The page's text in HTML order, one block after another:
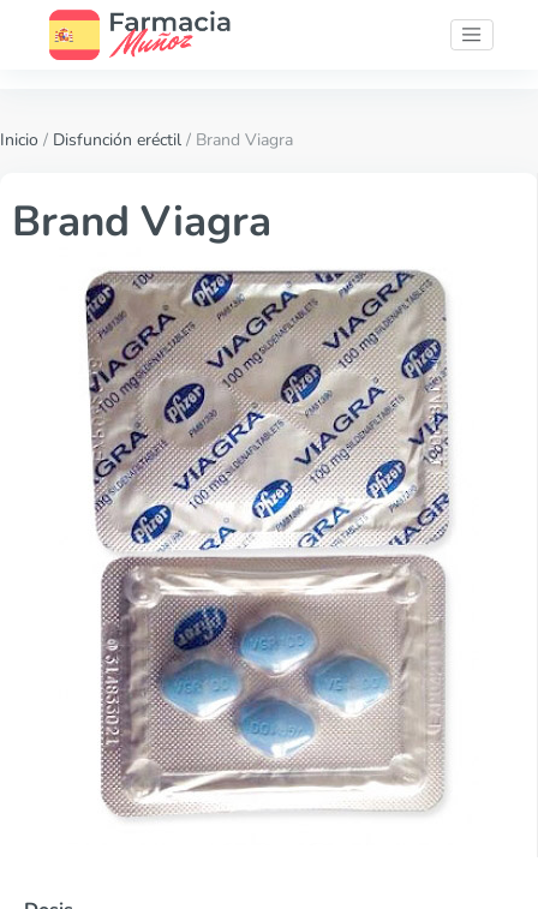
Inicio / Disfunción eréctil / Brand Viagra
Brand Viagra